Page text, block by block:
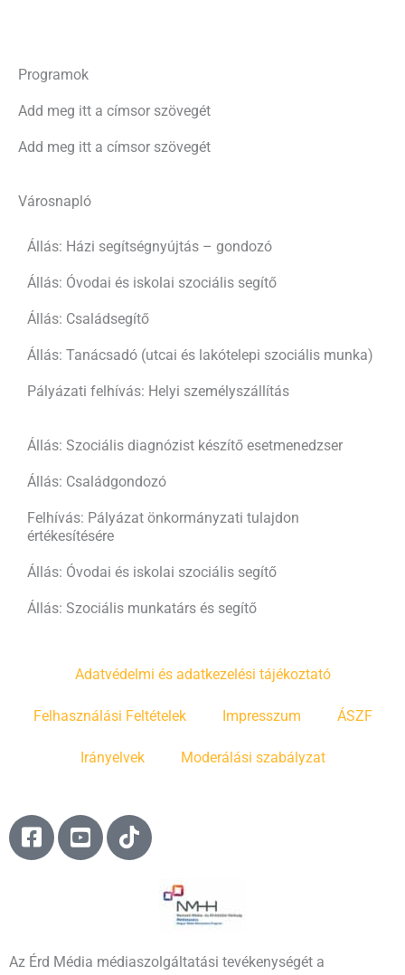
Programok
Add meg itt a címsor szövegét
Add meg itt a címsor szövegét
Városnapló
Állás: Házi segítségnyújtás – gondozó
Állás: Óvodai és iskolai szociális segítő
Állás: Családsegítő
Állás: Tanácsadó (utcai és lakótelepi szociális munka)
Pályázati felhívás: Helyi személyszállítás
Állás: Szociális diagnózist készítő esetmenedzser
Állás: Családgondozó
Felhívás: Pályázat önkormányzati tulajdon
értékesítésére
Állás: Óvodai és iskolai szociális segítő
Állás: Szociális munkatárs és segítő
Adatvédelmi és adatkezelési tájékoztató
Felhasználási Feltételek Impresszum ÁSZF
Irányelvek Moderálási szabályzat
F
a
o
Y
o
e
T
i
Az Érd Média médiaszolgáltatási tevékenységét a